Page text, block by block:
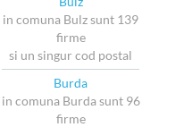
in comuna Bulz sunt 139
firme
si un singur cod postal
Burda
in comuna Burda sunt 96
firme